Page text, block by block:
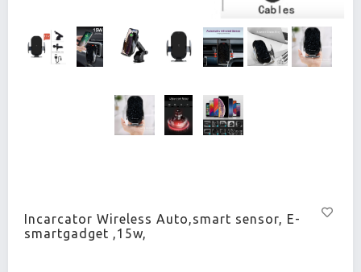
Incarcator Wireless Auto,smart sensor, E-
smartgadget ,15w,